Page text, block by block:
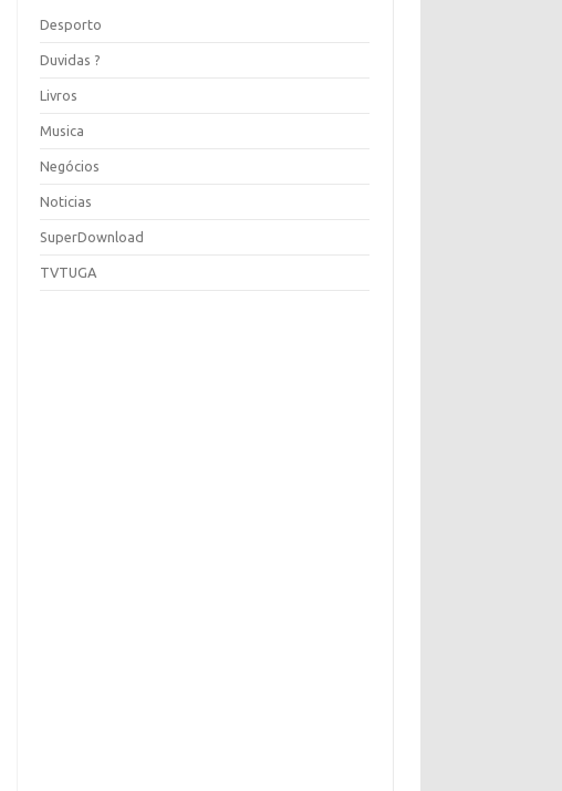
Desporto
Duvidas ?
Livros
Musica
Negócios
Noticias
SuperDownload
TVTUGA